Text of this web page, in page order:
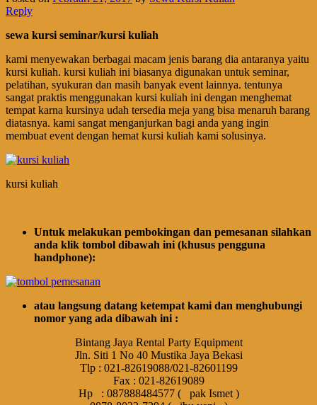
Reply
sewa kursi seminar/kursi kuliah
kami menyewakan berbagai macam jenis barang dia antaranya yaitu
kursi kuliah. kursi kuliah ini biasanya digunakan untuk seminar,
pelatihan, syukuran dan masih banyak event lainnya. tentunya
sangat praktis menggunakan kursi kuliah ini dengan menghemat
tempat karna kursinya udah tersedia meja yang bisa menaruh barang
diatasnya. kami sangat menganjurkan bagi anda yang ingin
membuat event dengan hemat kursi kuliah kami solusinya.
kursi kuliah
Untuk melakukan pembokingan dan pemesanan silahkan
anda klik tombol dibawah ini (khusus pengguna
handphone):
atau langsung datang ketempat kami dan menghubungi
nomor yang ada dibawah ini :
Bintang Jaya Rental Party Equipment
Jln. Siti 1 No 40 Mustika Jaya Bekasi
Tlp : 021-82619088/021-82601199
Fax : 021-82619089
Hp : 087888484577 ( pak Ismet )